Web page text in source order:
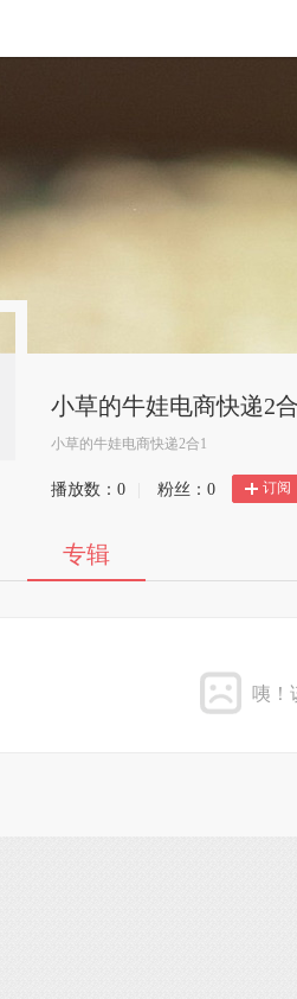
小草的牛娃电商快递2
小草的牛娃电商快递2合1
播放数： 0 粉丝： 0 订阅
专辑
咦！